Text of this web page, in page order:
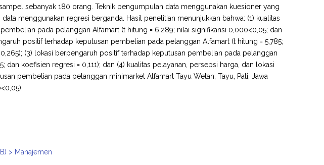
sebanyak 180 orang. Teknik pengumpulan data menggunakan kuesioner yang
menggunakan regresi berganda. Hasil penelitian menunjukkan bahwa: (1) kualitas
pada pelanggan Alfamart (t hitung = 6,289; nilai signifikansi 0,000<0,05; dan
positif terhadap keputusan pembelian pada pelanggan Alfamart (t hitung = 5,785;
(3) lokasi berpengaruh positif terhadap keputusan pembelian pada pelanggan
dan koefisien regresi = 0,111); dan (4) kualitas pelayanan, persepsi harga, dan lokasi
pembelian pada pelanggan minimarket Alfamart Tayu Wetan, Tayu, Pati, Jawa
> Manajemen